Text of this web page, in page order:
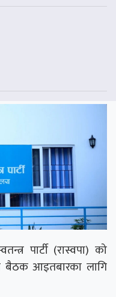
पार्टी (रास्वपा) को
बैठक आइतबारका लागि